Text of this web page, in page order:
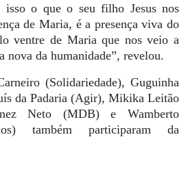
isso o que o seu filho Jesus nos
de Maria, é a presença viva do
ventre de Maria que nos veio a
nova da humanidade”, revelou.
(Solidariedade), Guguinha
da Padaria (Agir), Mikika Leitão
Neto (MDB) e Wamberto
também participaram da